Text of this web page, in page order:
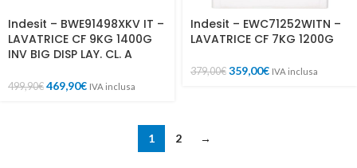
Indesit – BWE91498XKV IT –
LAVATRICE CF 9KG 1400G
INV BIG DISP LAY. CL. A
499,90€ 469,90€ IVA inclusa
Indesit – EWC71252WITN –
LAVATRICE CF 7KG 1200G
379,00€ 359,00€ IVA inclusa
1 2 →